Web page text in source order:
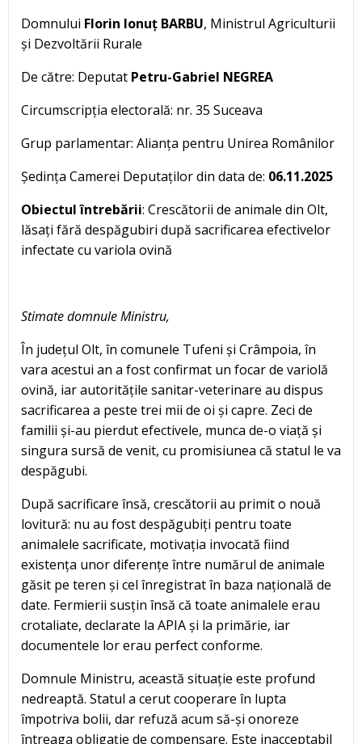
Domnului Florin Ionuț BARBU, Ministrul Agriculturii
și Dezvoltării Rurale
De către: Deputat Petru-Gabriel NEGREA
Circumscripția electorală: nr. 35 Suceava
Grup parlamentar: Alianța pentru Unirea Românilor
Ședința Camerei Deputaților din data de: 06.11.2025
Obiectul întrebării: Crescătorii de animale din Olt,
lăsați fără despăgubiri după sacrificarea efectivelor
infectate cu variola ovină
Stimate domnule Ministru,
În județul Olt, în comunele Tufeni și Crâmpoia, în
vara acestui an a fost confirmat un focar de variolă
ovină, iar autoritățile sanitar-veterinare au dispus
sacrificarea a peste trei mii de oi și capre. Zeci de
familii și-au pierdut efectivele, munca de-o viață și
singura sursă de venit, cu promisiunea că statul le va
despăgubi.
După sacrificare însă, crescătorii au primit o nouă
lovitură: nu au fost despăgubiți pentru toate
animalele sacrificate, motivația invocată fiind
existența unor diferențe între numărul de animale
găsit pe teren și cel înregistrat în baza națională de
date. Fermierii susțin însă că toate animalele erau
crotaliate, declarate la APIA și la primărie, iar
documentele lor erau perfect conforme.
Domnule Ministru, această situație este profund
nedreaptă. Statul a cerut cooperare în lupta
împotriva bolii, dar refuză acum să-și onoreze
întreaga obligație de compensare. Este inacceptabil